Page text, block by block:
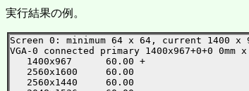
実行結果の例。
Screen 0: minimum 64 x 64, current 1400 x
VGA-0 connected primary 1400x967+0+0 0mm x